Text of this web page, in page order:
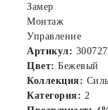
Замер
Монтаж
Управление
Артикул:
Цвет: Бежевый
Коллекция:
Категория: 2